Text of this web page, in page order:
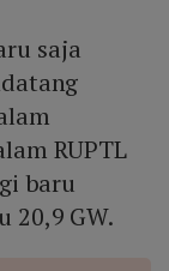
saja
RUPTL
baru
20,9 GW.